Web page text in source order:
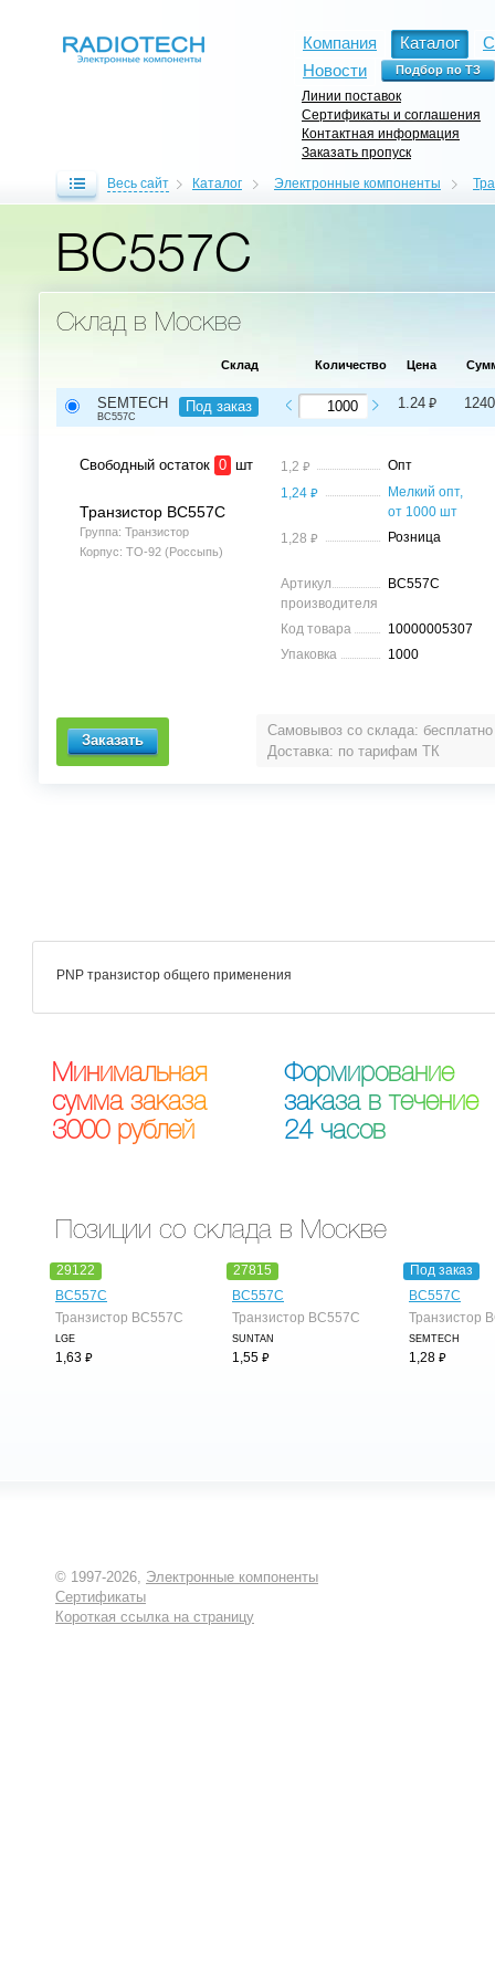
Компания Каталог
Новости
Линии поставок
Сертификаты и соглашения
Контактная информация
Заказать пропуск
Весь сайт Каталог Электронные компоненты
BC557C
Склад в Москве
Самовывоз со склада: бесплатно
Доставка: по тарифам ТК
Склад Количество Цена
SEMTECH
BC557C
Под заказ 1.24 ⃏ 1240
Свободный остаток 0 шт
Транзистор BC557C
Группа: Транзистор
Корпус: TO-92 (Россыпь)
1,2 ⃏
Опт
1,24 ⃏
Мелкий опт,
от 1000 шт
1,28 ⃏ Розница
Артикул
производителя
BC557C
Код товара
10000005307
Упаковка
1000
PNP транзистор общего применения
Минимальная
сумма заказа
3000 рублей
Формирование
заказа в течение
24 часов
Позиции со склада в Москве
29122
BC557C
Транзистор BC557C
LGE
1,63 ⃏
27815
BC557C
Транзистор BC557C
SUNTAN
1,55 ⃏
Под заказ
BC557C
Транзистор
SEMTECH
1,28 ⃏
© 1997-2026, Электронные компоненты
Сертификаты
Короткая ссылка на страницу